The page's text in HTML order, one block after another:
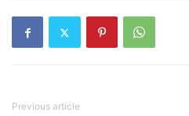
Previous article